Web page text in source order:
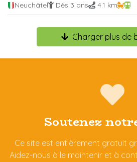
Neuchâtel Dès 3 ans 4.1 km
Charger plus de
Soutenez
Ce site est entièrement gratuit
Aidez-nous à le maintenir et à